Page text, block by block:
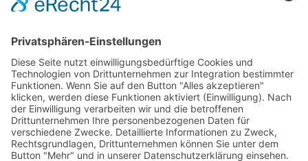
Friedrichsdorf, Oberursel, im Taunus, Frankfurt, Rhein-Main-Gebiet,
Englisch-Training
Wehrheim im Taunus, Usingen, Neu-Anspach, Schmitten, Bad
Homburg, Friedrichsdorf, Oberursel, im Taunus, Frankfurt, Rhein-